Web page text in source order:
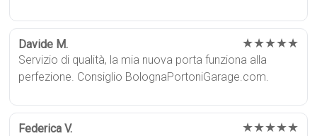
Davide M. ★★★★★
Servizio di qualità, la mia nuova porta funziona alla
perfezione. Consiglio BolognaPortoniGarage.com.
Federica V. ★★★★★